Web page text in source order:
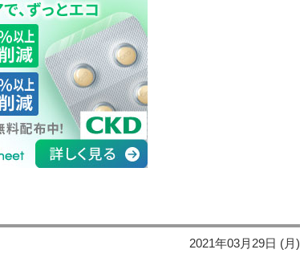
2021年03月29日 (月)